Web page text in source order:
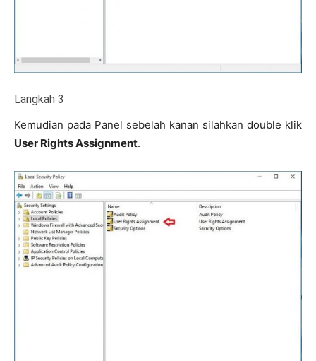
Langkah 3
Kemudian pada Panel sebelah kanan silahkan double klik
User Rights Assignment.